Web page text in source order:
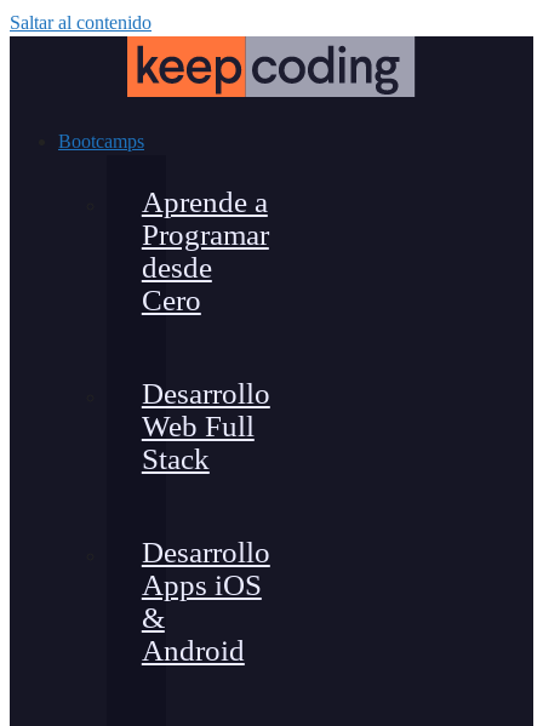
Saltar al contenido
Bootcamps
Aprende a
Programar
desde
Cero
Desarrollo
Web Full
Stack
Desarrollo
Apps iOS
&
Android